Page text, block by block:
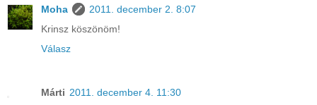
Moha
2011. december 2. 8:07
Krinsz köszönöm!
Válasz
Márti 2011. december 4. 11:30